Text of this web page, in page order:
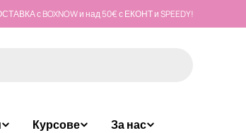
с BOXNOW и над 50€ с ЕКОНТ и SPEEDY!
Курсове За нас